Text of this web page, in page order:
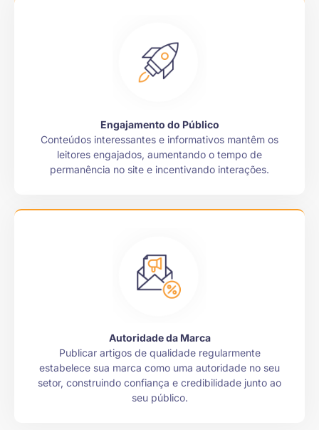
Engajamento do Público
Conteúdos interessantes e informativos mantêm os
leitores engajados, aumentando o tempo de
permanência no site e incentivando interações.
Autoridade da Marca
Publicar artigos de qualidade regularmente
estabelece sua marca como uma autoridade no seu
setor, construindo confiança e credibilidade junto ao
seu público.